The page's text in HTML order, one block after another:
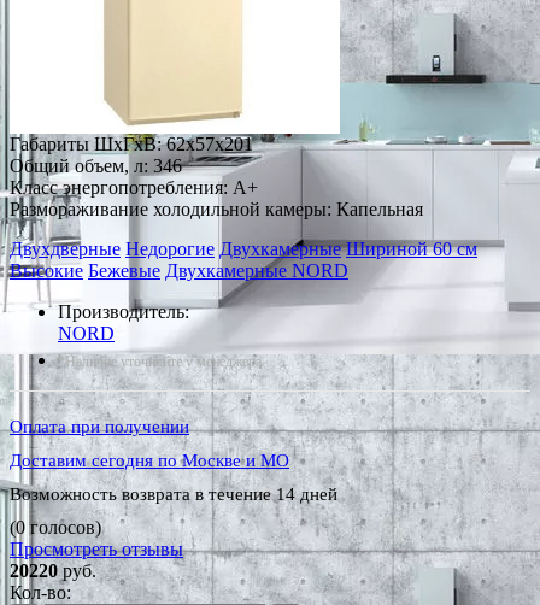
Габариты ШxГxВ: 62x57x201
Общий объем, л: 346
Класс энергопотребления: A+
Размораживание холодильной камеры: Капельная
Двухдверные Недорогие Двухкамерные Шириной 60 см
Высокие Бежевые Двухкамерные NORD
Производитель:
NORD
*Наличие уточняйте у менеджера
Оплата при получении
Доставим сегодня по Москве и МО
Возможность возврата в течение 14 дней
(0 голосов)
Просмотреть отзывы
20220руб.
Кол-во: